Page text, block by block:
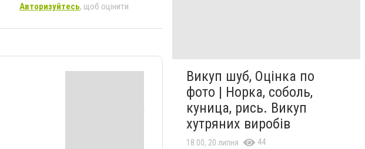
Авторизуйтесь, щоб оцінити
Викуп шуб, Оцінка по
фото | Норка, соболь,
куница, рись. Викуп
хутряних виробів
18:00, 20 липня 44